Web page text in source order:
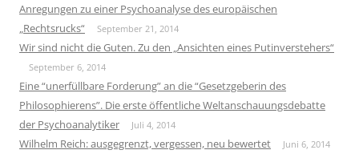
Anregungen zu einer Psychoanalyse des europäischen
„Rechtsrucks“
September 21, 2014
Wir sind nicht die Guten. Zu den „Ansichten eines Putinverstehers“
September 6, 2014
Eine “unerfüllbare Forderung” an die “Gesetzgeberin des
Philosophierens”. Die erste öffentliche Weltanschauungsdebatte
der Psychoanalytiker
Juli 4, 2014
Wilhelm Reich: ausgegrenzt, vergessen, neu bewertet Juni 6, 2014